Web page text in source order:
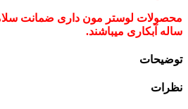
ساله آبکاری میباشند.
توضیحات
نظرات